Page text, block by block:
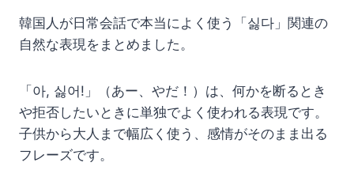
韓国人が日常会話で本当によく使う「싫다」関連の
自然な表現をまとめました。
「아, 싫어!」（あー、やだ！）は、何かを断るとき
や拒否したいときに単独でよく使われる表現です。
子供から大人まで幅広く使う、感情がそのまま出る
フレーズです。